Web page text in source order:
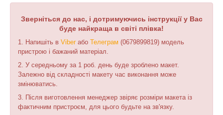
Зверніться до нас, і дотримуючись інструкції у Вас
буде найкраща в світі плівка!
1. Напишіть в Viber або Телеграм (0679899819) модель
пристрою і бажаний матеріал.
2. У середньому за 1 роб. день буде зроблено макет.
Залежно від складності макету час виконання може
змінюватись.
3. Після виготовлення менеджер звіряє розміри макета із
фактичним пристроєм, для цього будьте на зв'язку.